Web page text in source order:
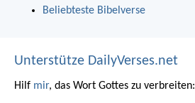
Beliebteste Bibelverse
Unterstütze DailyVerses.net
Hilf mir, das Wort Gottes zu verbreiten: